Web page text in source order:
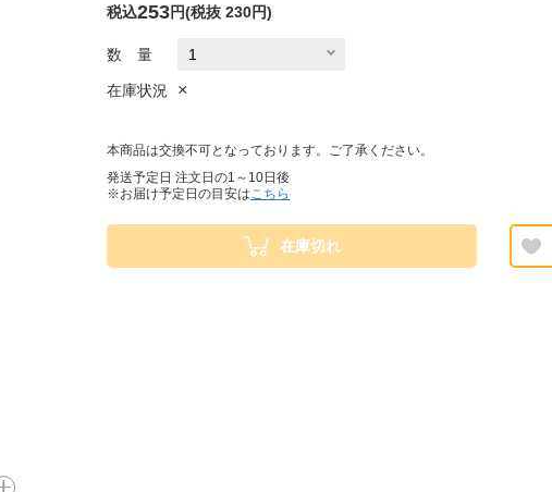
税込253円(税抜 230円)
数 量
在庫状況 ×
本商品は交換不可となっております。ご了承ください。
発送予定日 注文日の1～10日後
※お届け予定日の目安はこちら
在庫切れ